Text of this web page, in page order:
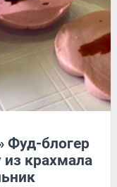
Фуд-блогер
из крахмала